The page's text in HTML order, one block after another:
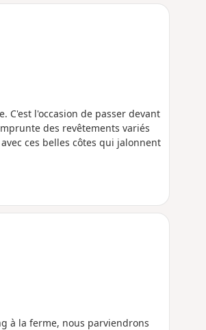
C'est l'occasion de passer devant
des revêtements variés
ces belles côtes qui jalonnent
à la ferme, nous parviendrons